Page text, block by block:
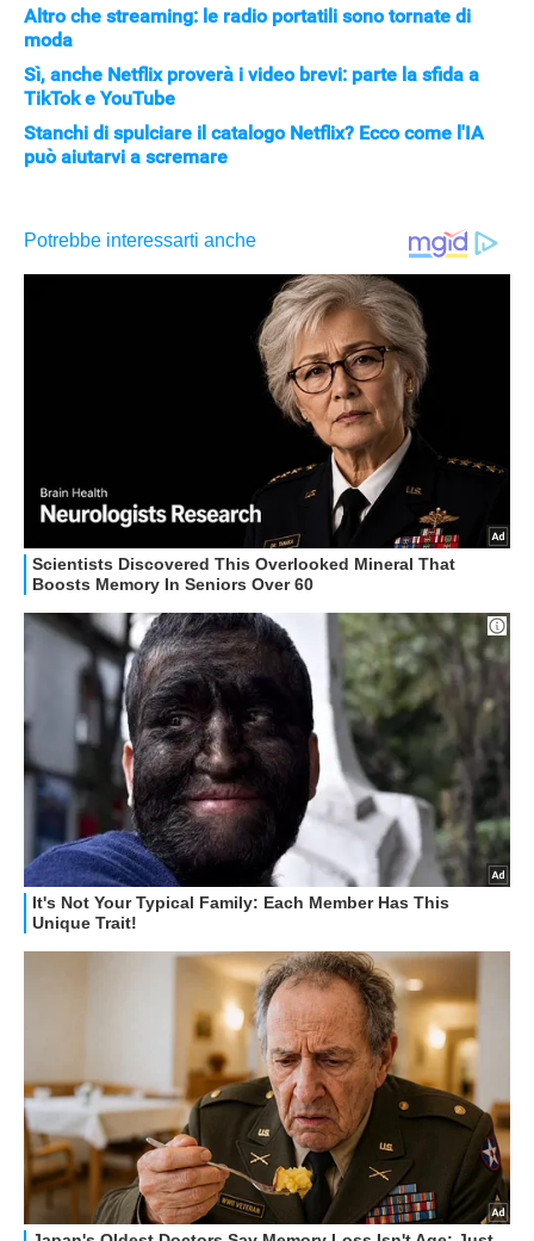
Altro che streaming: le radio portatili sono tornate di
moda
Sì, anche Netflix proverà i video brevi: parte la sfida a
TikTok e YouTube
Stanchi di spulciare il catalogo Netflix? Ecco come l'IA
può aiutarvi a scremare